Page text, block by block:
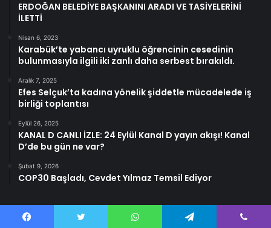
ERDOĞAN BELEDİYE BAŞKANINI ARADI VE TASİYELERİNİ
İLETTİ
Nisan 6, 2023
Karabük’te yabancı uyruklu öğrencinin cesedinin
bulunmasıyla ilgili iki zanlı daha serbest bırakıldı.
Aralık 7, 2025
Efes Selçuk’ta kadına yönelik şiddetle mücadelede iş
birliği toplantısı
Eylül 26, 2025
KANAL D CANLI İZLE: 24 Eylül Kanal D yayın akışı! Kanal
D’de bu gün ne var?
Şubat 9, 2026
COP30 Başladı, Cevdet Yılmaz Temsil Ediyor